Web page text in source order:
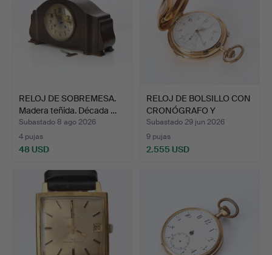
RELOJ DE SOBREMESA.
Madera teñida. Década …
Subastado 8 ago 2026
4 pujas
48 USD
RELOJ DE BOLSILLO CON
CRONÓGRAFO Y
REPETIC…
Subastado 29 jun 2026
9 pujas
2.555 USD